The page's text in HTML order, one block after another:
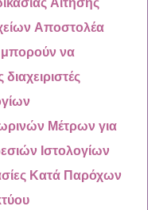
Αποστολέα
να
Μέτρων για
Ιστολογίων
Κατά Παρόχων